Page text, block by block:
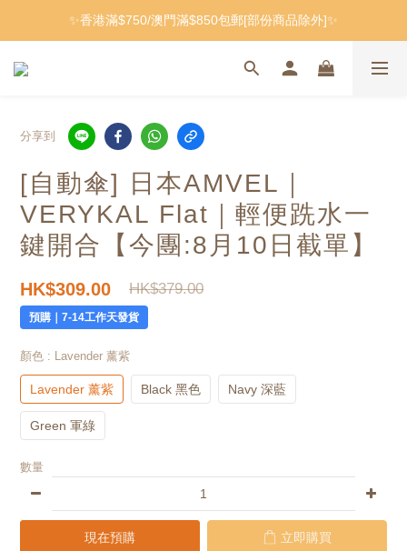
✨香港滿$750/澳門滿$850包郵[部份商品除外]✨
分享到
[自動傘] 日本AMVEL｜
VERYKAL Flat｜輕便跣水一
鍵開合 【今團:8月10日截單】
HK$309.00 HK$379.00
預購｜7-14工作天發貨
顏色 : Lavender 薰紫
Lavender 薰紫 Black 黑色 Navy 深藍
Green 軍綠
數量
現在預購 立即購買